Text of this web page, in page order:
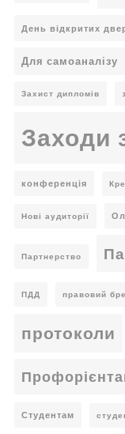
День відкритих
Для самоаналізу
Захист дипломів
Заходи
конференція
Нові аудиторії
Партнерство
ПДД правовий
протоколи
Студентам